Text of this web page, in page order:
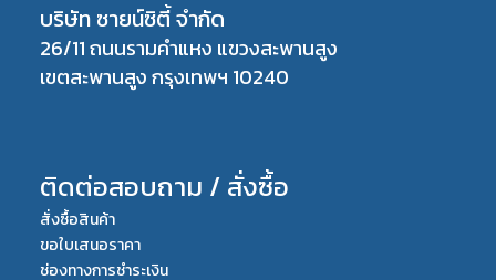
บริษัท ซายน์ซิตี้ จำกัด
26/11 ถนนรามคำแหง แขวงสะพานสูง
เขตสะพานสูง กรุงเทพฯ 10240
ติดต่อสอบถาม / สั่งซื้อ
สั่งซื้อสินค้า
ขอใบเสนอราคา
ช่องทางการชำระเงิน